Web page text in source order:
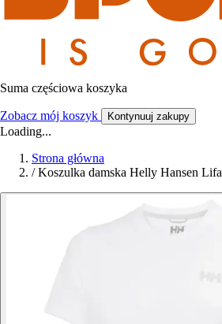
Suma częściowa koszyka
Zobacz mój koszyk Kontynuuj zakupy
Loading...
Strona główna
/ Koszulka damska Helly Hansen